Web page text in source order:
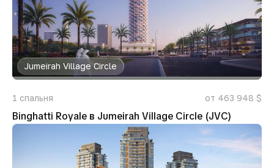
Jumeirah Village Circle
1 спальня от 463 948 $
Binghatti Royale в Jumeirah Village Circle (JVC)